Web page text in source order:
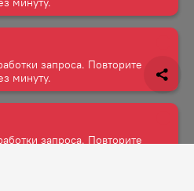
запроса. Повторите
минуту.
запроса. Повторите
минуту.